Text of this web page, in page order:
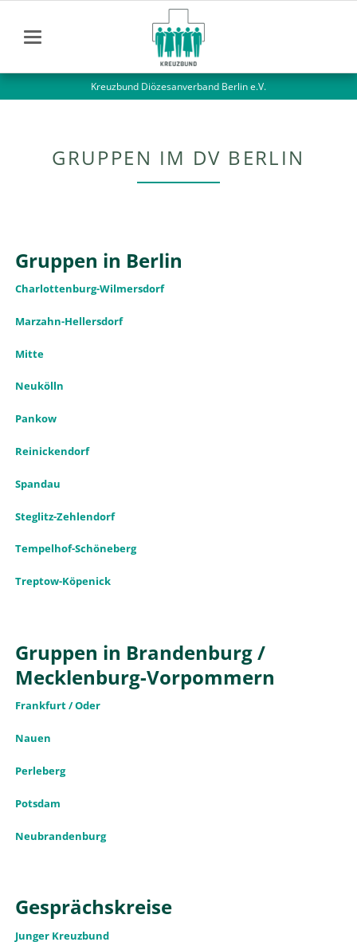
Kreuzbund Diözesanverband Berlin e.V.
GRUPPEN IM DV BERLIN
Gruppen in Berlin
Charlottenburg-Wilmersdorf
Marzahn-Hellersdorf
Mitte
Neukölln
Pankow
Reinickendorf
Spandau
Steglitz-Zehlendorf
Tempelhof-Schöneberg
Treptow-Köpenick
Gruppen in Brandenburg /
Mecklenburg-Vorpommern
Frankfurt / Oder
Nauen
Perleberg
Potsdam
Neubrandenburg
Gesprächskreise
Junger Kreuzbund